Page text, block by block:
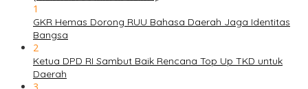
1
GKR Hemas Dorong RUU Bahasa Daerah Jaga Identitas
Bangsa
2
Ketua DPD RI Sambut Baik Rencana Top Up TKD untuk
Daerah